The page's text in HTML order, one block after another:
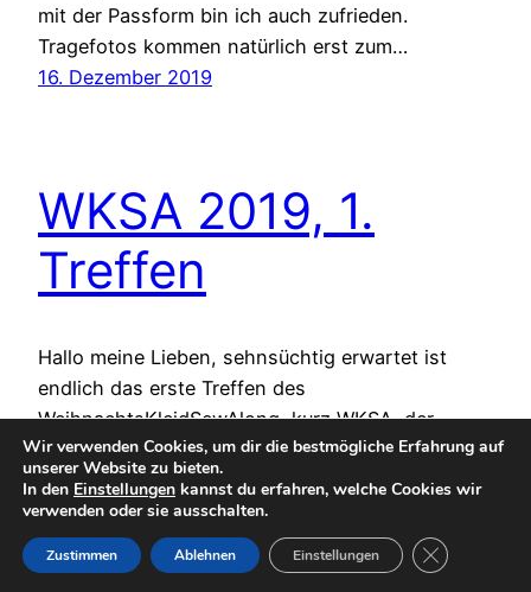
mit der Passform bin ich auch zufrieden.
Tragefotos kommen natürlich erst zum…
16. Dezember 2019
WKSA 2019, 1.
Treffen
Hallo meine Lieben, sehnsüchtig erwartet ist
endlich das erste Treffen des
WeihnachtsKleidSewAlong, kurz WKSA, der
alljährlich vom Me Made Mittwoch Team
organisiert und von Ina eröffnet wird. Heute geht
es umRückblick und Pläne Ich habe 1000 Ideen
und kann mich nur schwer entscheiden Ich weiß
schon genau, was ich will, aber mir fehlt noch
Wir verwenden Cookies, um dir die bestmögliche Erfahrung auf
unserer Website zu bieten.
In den Einstellungen kannst du erfahren, welche Cookies wir
verwenden oder sie ausschalten.
Zustimmen Ablehnen Einstellungen GDPR